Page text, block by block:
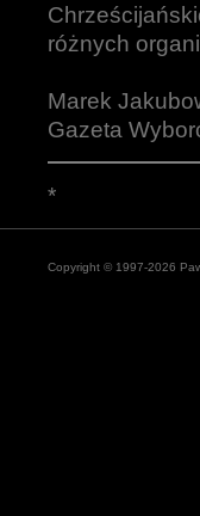
różnych
Marek
Gazeta
*
Copyright © 1997-2026